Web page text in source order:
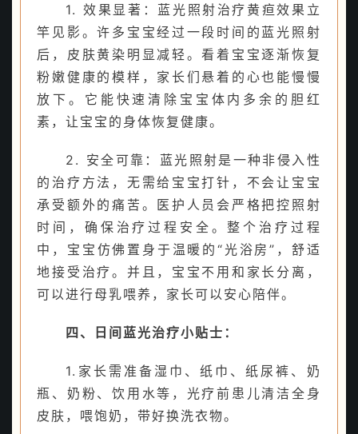
1. 效果显著：蓝光照射治疗黄疸效果立
竿见影。许多宝宝经过一段时间的蓝光照射
后，皮肤黄染明显减轻。看着宝宝逐渐恢复
粉嫩健康的模样，家长们悬着的心也能慢慢
放下。它能快速清除宝宝体内多余的胆红
素，让宝宝的身体恢复健康。
2. 安全可靠：蓝光照射是一种非侵入性
的治疗方法，无需给宝宝打针，不会让宝宝
承受额外的痛苦。医护人员会严格把控照射
时间，确保治疗过程安全。整个治疗过程
中，宝宝仿佛置身于温暖的“光浴房”，舒适
地接受治疗。并且，宝宝不用和家长分离，
可以进行母乳喂养，家长可以安心陪伴。
四、日间蓝光治疗小贴士：
1.家长需准备湿巾、纸巾、纸尿裤、奶
瓶、奶粉、饮用水等，光疗前患儿清洁全身
皮肤，喂饱奶，带好换洗衣物。